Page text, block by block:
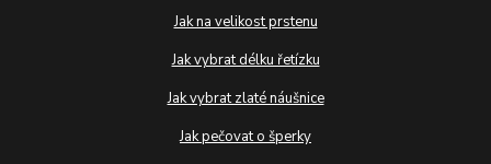
Jak na velikost prstenu
Jak vybrat délku řetízku
Jak vybrat zlaté náušnice
Jak pečovat o šperky